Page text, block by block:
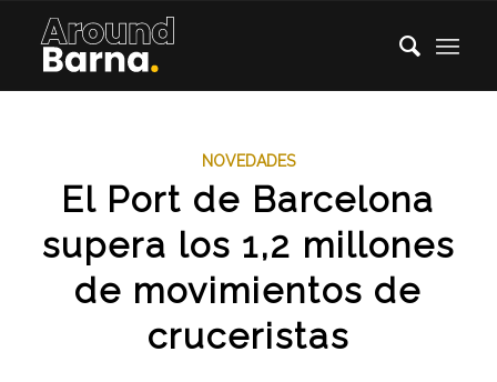
NOVEDADES
El Port de Barcelona
supera los 1,2 millones
de movimientos de
cruceristas